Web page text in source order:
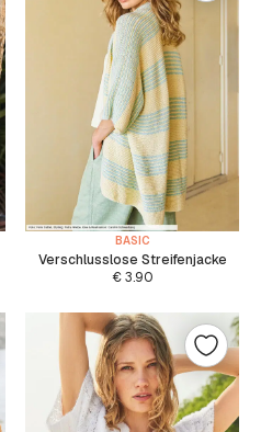
BASIC
Verschlusslose Streifenjacke
€3.90